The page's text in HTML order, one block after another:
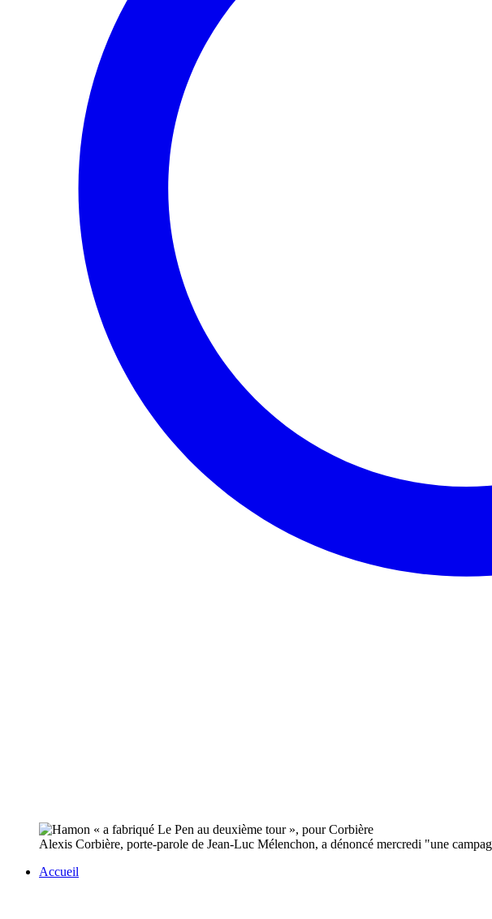
Alexis Corbière, porte-parole de Jean-Luc Mélenchon, a dénoncé mercredi "une
Accueil